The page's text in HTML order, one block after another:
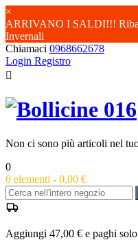
×
ARRIVANO I SALDI!!!
Invernali
Chiamaci 0968662678
Login Registro

Non ci sono più articoli nel
0
0 elementi - 0,00 €
Aggiungi 47,00 € e paghi